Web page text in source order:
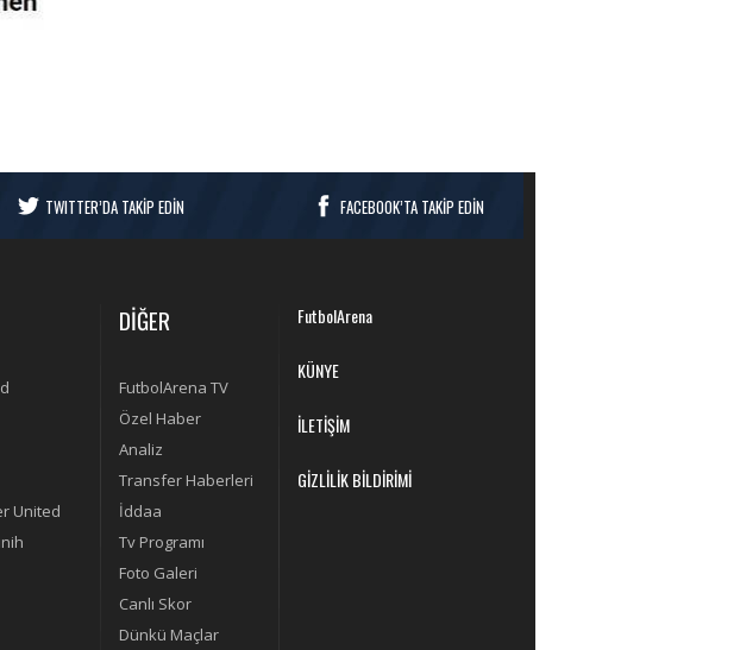
TWITTER’DA TAKİP EDİN FACEBOOK’TA TAKİP EDİN
United
DİĞER
FutbolArena TV
Özel Haber
Analiz
Transfer Haberleri
İddaa
Tv Programı
Foto Galeri
Canlı Skor
Dünkü Maçlar
FutbolArena
KÜNYE
İLETİŞİM
GİZLİLİK BİLDİRİMİ